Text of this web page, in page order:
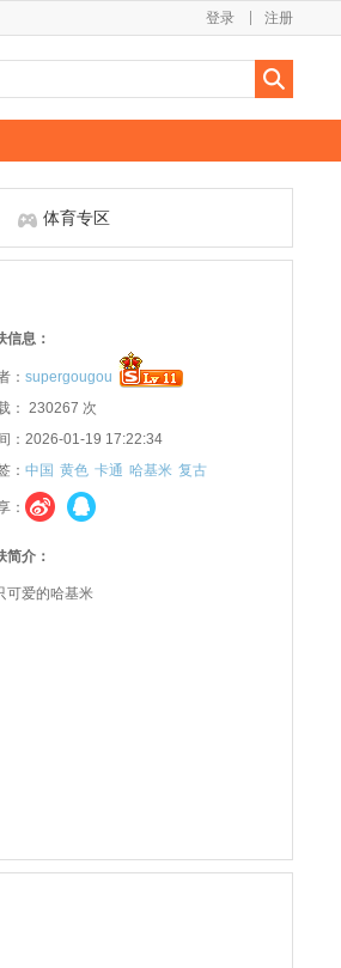
注册
登录
体育专区
信息：
： supergougou
： 230267 次
：2026-01-19 17:22:34
： 中国 黄色 卡通 哈基米 复古
：
简介：
可爱的哈基米